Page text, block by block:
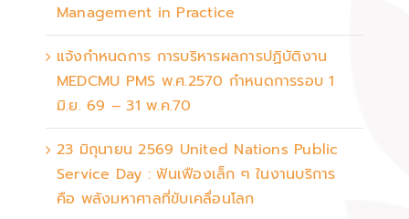
Management in Practice
แจ้งกำหนดการ การบริหารผลการปฏิบัติงาน
MEDCMU PMS พ.ศ.2570 กำหนดการรอบ 1
มิ.ย. 69 – 31 พ.ค.70
23 มิถุนายน 2569 United Nations Public
Service Day : ฟันเฟืองเล็ก ๆ ในงานบริการ
คือ พลังมหาศาลที่ขับเคลื่อนโลก